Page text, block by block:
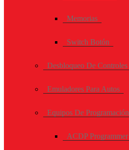
Memorias
Switch Botón
Desbloqueo De Controles
Emuladores Para Autos
Equipos De Programación
ACDP Programmer